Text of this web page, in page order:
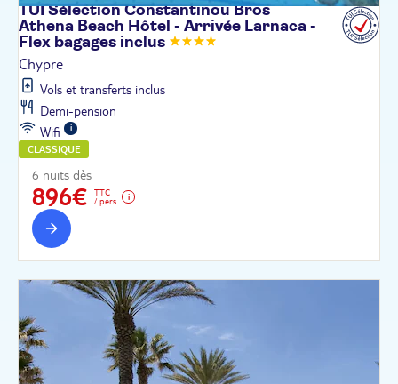
TUI Sélection Constantinou Bros
Athena Beach Hôtel - Arrivée Larnaca -
Flex bagages inclus
Chypre
Vols et transferts inclus
Demi-pension
Wifi
CLASSIQUE
6 nuits dès
896€
TTC
/ pers.